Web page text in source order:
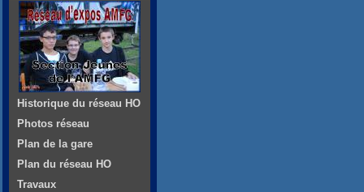
Historique du réseau HO
Photos réseau
Plan de la gare
Plan du réseau HO
Travaux